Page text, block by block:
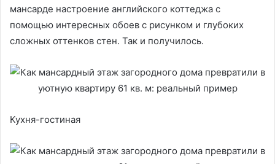
мансарде настроение английского коттеджа с
помощью интересных обоев с рисунком и глубоких
сложных оттенков стен. Так и получилось.
Кухня-гостиная